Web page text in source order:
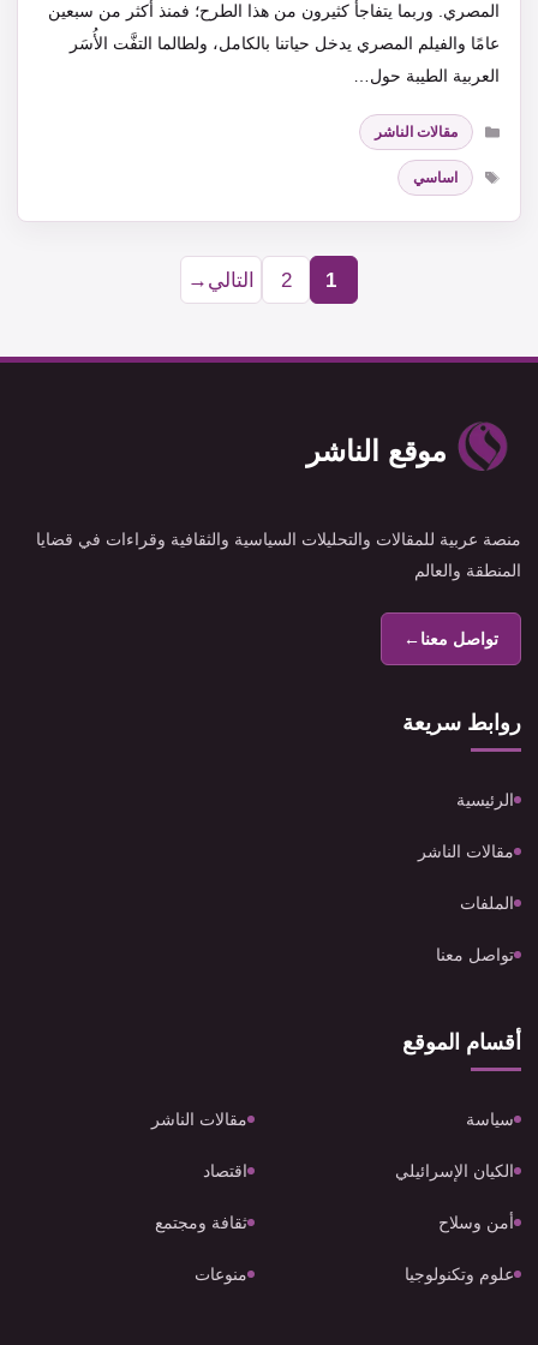
المصري. وربما يتفاجأ كثيرون من هذا الطرح؛ فمنذ أكثر من سبعين
عامًا والفيلم المصري يدخل حياتنا بالكامل، ولطالما التفَّت الأُسَر
العربية الطيبة حول…
التصنيفات
مقالات الناشر
الوسوم
اساسي
Page
1
Page
2 التالي →
موقع الناشر
منصة عربية للمقالات والتحليلات السياسية والثقافية وقراءات في قضايا
المنطقة والعالم
تواصل معنا←
روابط سريعة
الرئيسية
مقالات الناشر
الملفات
تواصل معنا
أقسام الموقع
سياسة مقالات الناشر
الكيان الإسرائيلي اقتصاد
أمن وسلاح ثقافة ومجتمع
علوم وتكنولوجيا منوعات